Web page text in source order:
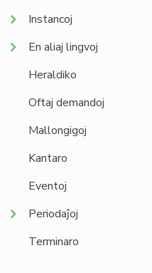
Instancoj
En aliaj lingvoj
Heraldiko
Oftaj demandoj
Mallongigoj
Kantaro
Eventoj
Periodaĵoj
Terminaro